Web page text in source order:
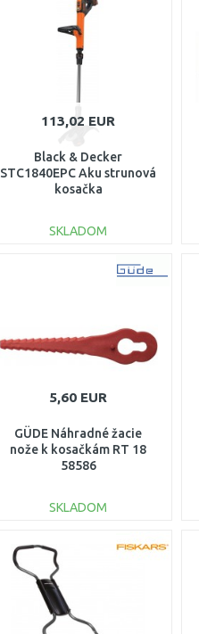
Porovnať
113,02 EUR
Black & Decker
STC1840EPC Aku strunová
kosačka
SKLADOM
DO KOŠÍKA
5,60 EUR
GÜDE Náhradné žacie
nože k kosačkám RT 18
58586
SKLADOM
DO KOŠÍKA